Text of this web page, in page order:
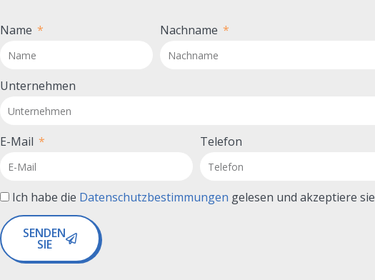
Name Nachname
Unternehmen
E-Mail Telefon
Ich habe die Datenschutzbestimmungen gelesen und akzeptiere sie
SENDEN
SIE